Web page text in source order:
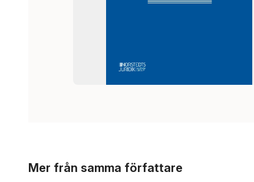
Mer från samma författare